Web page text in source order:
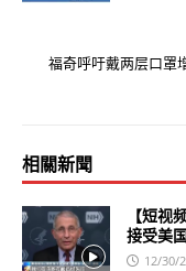
福奇呼吁戴两层口罩
相關新聞
【短视
接受美
12/30/